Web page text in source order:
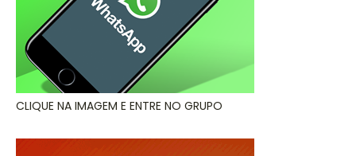
CLIQUE NA IMAGEM E ENTRE NO GRUPO